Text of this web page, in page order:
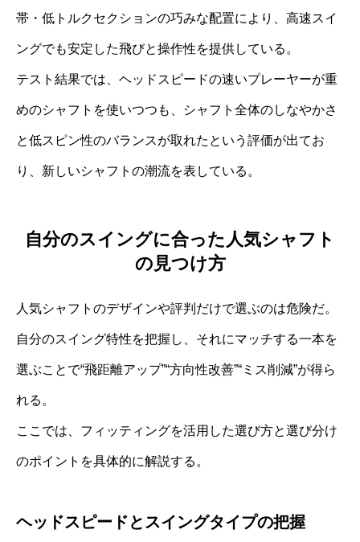
帯・低トルクセクションの巧みな配置により、高速スイ
ングでも安定した飛びと操作性を提供している。
テスト結果では、ヘッドスピードの速いプレーヤーが重
めのシャフトを使いつつも、シャフト全体のしなやかさ
と低スピン性のバランスが取れたという評価が出てお
り、新しいシャフトの潮流を表している。
自分のスイングに合った人気シャフト
の見つけ方
人気シャフトのデザインや評判だけで選ぶのは危険だ。
自分のスイング特性を把握し、それにマッチする一本を
選ぶことで“飛距離アップ”“方向性改善”“ミス削減”が得ら
れる。
ここでは、フィッティングを活用した選び方と選び分け
のポイントを具体的に解説する。
ヘッドスピードとスイングタイプの把握